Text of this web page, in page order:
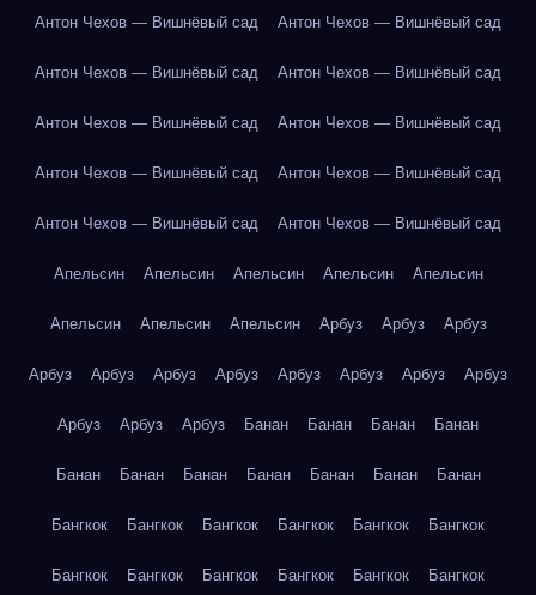
Антон Чехов — Вишнёвый сад Антон Чехов — Вишнёвый сад
Антон Чехов — Вишнёвый сад Антон Чехов — Вишнёвый сад
Антон Чехов — Вишнёвый сад Антон Чехов — Вишнёвый сад
Антон Чехов — Вишнёвый сад Антон Чехов — Вишнёвый сад
Антон Чехов — Вишнёвый сад Антон Чехов — Вишнёвый сад
Апельсин Апельсин Апельсин Апельсин Апельсин
Апельсин Апельсин Апельсин Арбуз Арбуз Арбуз
Арбуз Арбуз Арбуз Арбуз Арбуз Арбуз Арбуз Арбуз
Арбуз Арбуз Арбуз Банан Банан Банан Банан
Банан Банан Банан Банан Банан Банан Банан
Бангкок Бангкок Бангкок Бангкок Бангкок Бангкок
Бангкок Бангкок Бангкок Бангкок Бангкок Бангкок